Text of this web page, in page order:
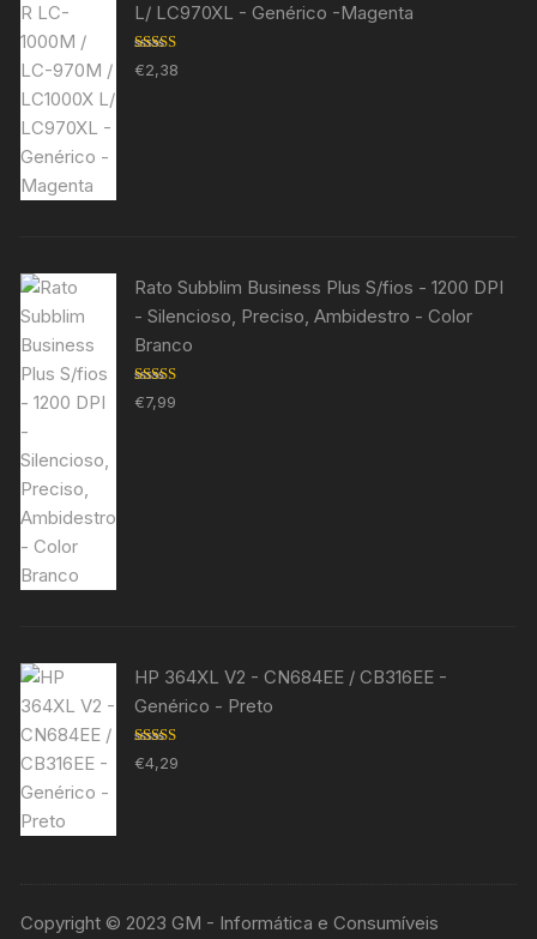
L/ LC970XL - Genérico -Magenta
Avaliação
5.00de 5
€2,38
Rato Subblim Business Plus S/fios - 1200 DPI
- Silencioso, Preciso, Ambidestro - Color
Branco
Avaliação
5.00de 5
€7,99
HP 364XL V2 - CN684EE / CB316EE -
Genérico - Preto
Avaliação
5.00de 5
€4,29
Copyright © 2023 GM - Informática e Consumíveis